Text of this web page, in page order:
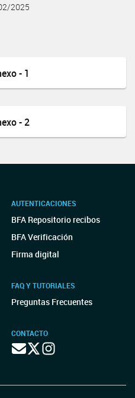
2025
- 1
- 2
AUTENTICACIONES
BFA Repositorio recibos
BFA Verificación
Firma digital
FAQ Y TUTORIALES
Preguntas Frecuentes
CONTACTO